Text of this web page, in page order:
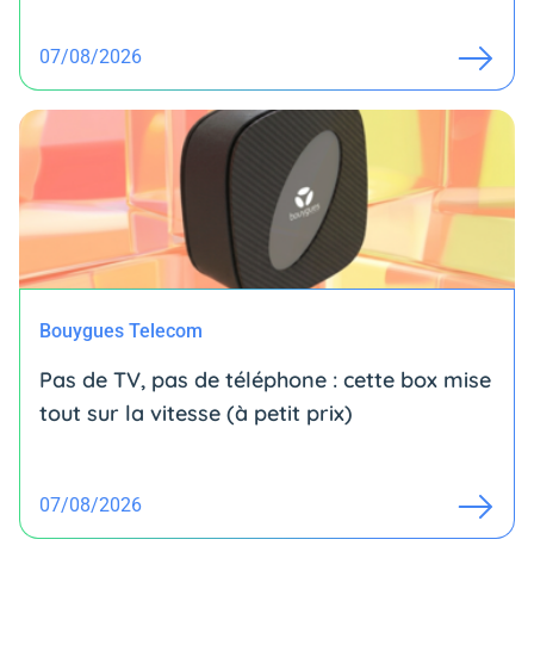
07/08/2026
Bouygues Telecom
Pas de TV, pas de téléphone : cette box mise
tout sur la vitesse (à petit prix)
07/08/2026